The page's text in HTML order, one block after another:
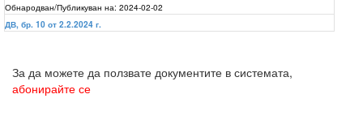
Обнародван/Публикуван на: 2024-02-02
ДВ, бр. 10 от 2.2.2024 г.
За да можете да ползвате документите в системата,
абонирайте се